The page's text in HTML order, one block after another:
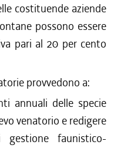
costituende aziende
possono essere
pari al 20 per cento
provvedono a:
annuali delle specie
venatorio e redigere
faunistico-